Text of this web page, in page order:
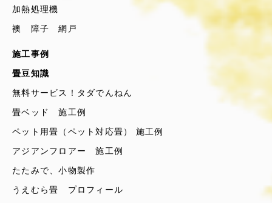
加熱処理機
襖 障子 網戸
施工事例
畳豆知識
無料サービス！タダでんねん
畳ベッド 施工例
ペット用畳（ペット対応畳） 施工例
アジアンフロアー 施工例
たたみで、小物製作
うえむら畳 プロフィール